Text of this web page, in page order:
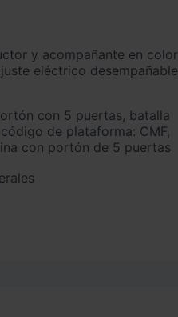
eléctrico desempañable
de plataforma: CMF,
con portón de 5 puertas